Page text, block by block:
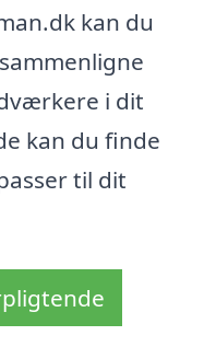
kan du
i dit
kan du finde
til dit